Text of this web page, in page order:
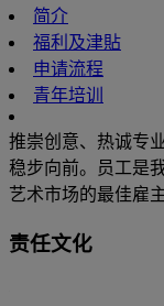
简介
福利及津貼
申请流程
青年培训
推崇创意、热诚专
稳步向前。员工是
艺术市场的最佳雇主
责任文化